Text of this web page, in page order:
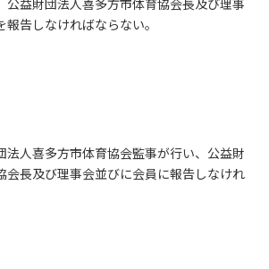
公益財団法人喜多方市体育協会長及び理事
告しなければならない。
法人喜多方市体育協会監事が行い、公益財
会長及び理事会並びに会員に報告しなけれ